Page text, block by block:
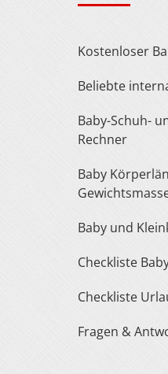
Kostenloser
Beliebte
Baby-Schuh- und Kleidergröße
Rechner
Baby Körperlänge und
Baby und
Checkliste
Checkliste
Fragen &